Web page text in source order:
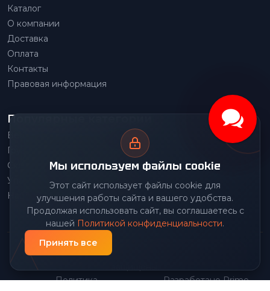
Мы используем файлы cookie
Этот сайт использует файлы cookie для
улучшения работы сайта и вашего удобства.
Продолжая использовать сайт, вы соглашаетесь с
нашей Политикой конфиденциальности.
Принять все
Каталог
О компании
Доставка
Оплата
Контакты
Правовая информация
Популярные категории
Весовое оборудование
Грузоподъемное оборудование
Складское оборудование
Упаковочное оборудование
Наше производство
© 2026 Передовой Центр снабжения. Все права
Политика
Разработано Prime